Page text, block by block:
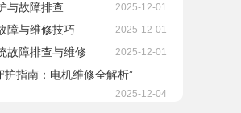
与故障排查 2025-12-01
障与维修技巧 2025-12-01
故障排查与维修 2025-12-01
护指南：电机维修全解析”
2025-12-04